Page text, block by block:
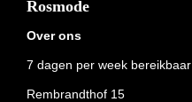
Footer
Rosmode
Over ons
7 dagen per week bereikbaar
Rembrandthof 15